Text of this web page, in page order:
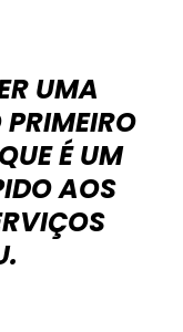
UMA
É UM
AOS